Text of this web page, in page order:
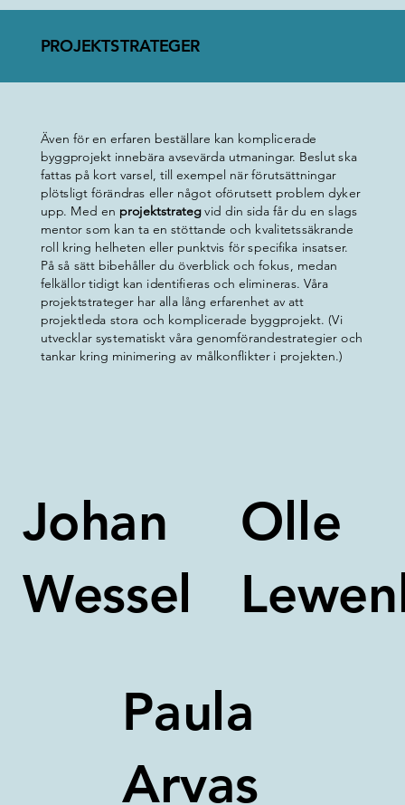
Även för en erfaren beställare kan komplicerade
byggprojekt innebära avsevärda utmaningar. Beslut ska
fattas på kort varsel, till exempel när förutsättningar
plötsligt förändras eller något oförutsett problem dyker
upp. Med en projektstrategvid din sida får du en slags
mentor som kan ta en stöttande och kvalitetssäkrande
roll kring helheten eller punktvis för specifika insatser.
På så sätt bibehåller du överblick och fokus, medan
felkällor tidigt kan identifieras och elimineras. Våra
projektstrateger har alla lång erfarenhet av att
projektleda stora och komplicerade byggprojekt. (Vi
utvecklar systematiskt våra genomförandestrategier och
tankar kring minimering av målkonflikter i projekten.)
PROJEKTSTRATEGER
Johan
Wessel
Olle
Paula
Arvas